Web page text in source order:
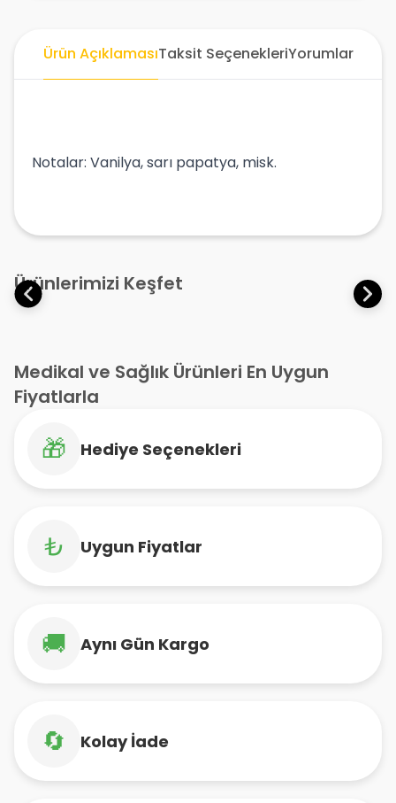
Ürün AçıklamasıTaksit SeçenekleriYorumlar
Notalar: Vanilya, sarı papatya, misk.
Ürünlerimizi Keşfet
Medikal ve Sağlık Ürünleri En Uygun
Fiyatlarla
🎁 Hediye Seçenekleri
₺ Uygun Fiyatlar
🚚 Aynı Gün Kargo
🔄 Kolay İade